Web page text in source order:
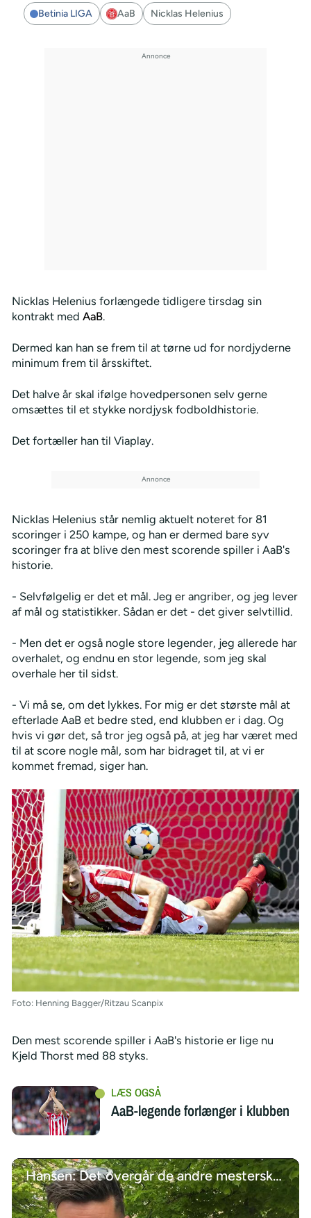
Betinia LIGA AaB Nicklas Helenius
Nicklas Helenius forlængede tidligere tirsdag sin
kontrakt med AaB.
Dermed kan han se frem til at tørne ud for nordjyderne
minimum frem til årsskiftet.
Det halve år skal ifølge hovedpersonen selv gerne
omsættes til et stykke nordjysk fodboldhistorie.
Det fortæller han til Viaplay.
Nicklas Helenius står nemlig aktuelt noteret for 81
scoringer i 250 kampe, og han er dermed bare syv
scoringer fra at blive den mest scorende spiller i AaB's
historie.
- Selvfølgelig er det et mål. Jeg er angriber, og jeg lever
af mål og statistikker. Sådan er det - det giver selvtillid.
- Men det er også nogle store legender, jeg allerede har
overhalet, og endnu en stor legende, som jeg skal
overhale her til sidst.
- Vi må se, om det lykkes. For mig er det største mål at
efterlade AaB et bedre sted, end klubben er i dag. Og
hvis vi gør det, så tror jeg også på, at jeg har været med
til at score nogle mål, som har bidraget til, at vi er
kommet fremad, siger han.
Foto: Henning Bagger/Ritzau Scanpix
Den mest scorende spiller i AaB's historie er lige nu
Kjeld Thorst med 88 styks.
AaB-legende forlænger i klubben
Hansen: Det overgår de andre mesterskaber